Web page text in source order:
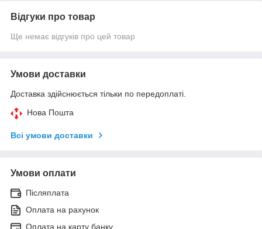
Відгуки про товар
Ще немає відгуків про цей товар
Умови доставки
Доставка здійснюється тільки по передоплаті.
Нова Пошта
Всі умови доставки
Умови оплати
Післяплата
Оплата на рахунок
Оплата на карту банку